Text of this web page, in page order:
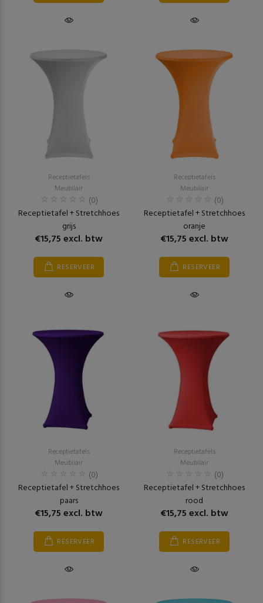
Receptietafels
Meubilair
(0)
Receptietafel + Stretchhoes
grijs
€15,75 excl. btw
RESERVEER
Receptietafels
Meubilair
(0)
Receptietafel + Stretchhoes
oranje
€15,75 excl. btw
RESERVEER
Receptietafels
Meubilair
(0)
Receptietafel + Stretchhoes
paars
€15,75 excl. btw
RESERVEER
Receptietafels
Meubilair
(0)
Receptietafel + Stretchhoes
rood
€15,75 excl. btw
RESERVEER